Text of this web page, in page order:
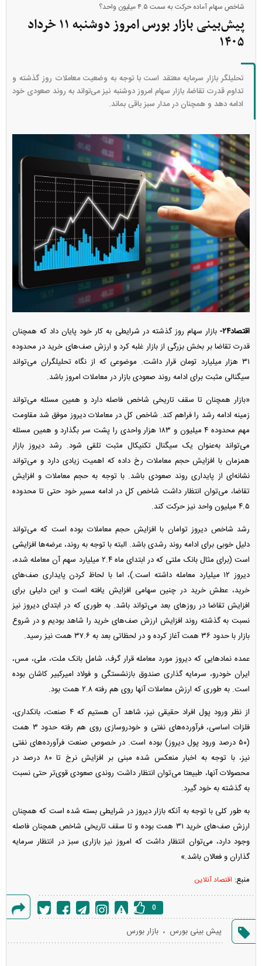
شاخص سهام آماده حرکت به سمت ۴.۵ میلیون واحد؟
پیش‌بینی بازار بورس امروز دوشنبه ۱۱ خرداد
۱۴۰۵
تحلیلگر بازار سرمایه معتقد است با توجه به وضعیت معاملات روز گذشته و
تداوم قدرت تقاضا، بازار سهام امروز دوشنبه نیز می‌تواند به روند صعودی خود
ادامه دهد و همچنان در مدار سبز باقی بماند.
اقتصاد۲۴-
بازار سهام روز گذشته در شرایطی به کار خود پایان داد که همچنان
قدرت تقاضا بر بخش بزرگی از بازار غلبه کرد و ارزش صف‌های خرید در محدوده
۳۱ هزار میلیارد تومان قرار داشت. موضوعی که از نگاه تحلیلگران می‌تواند
سیگنالی مثبت برای ادامه روند صعودی بازار در معاملات امروز باشد.
«بازار همچنان تا سقف تاریخی شاخص فاصله دارد و همین مسئله می‌تواند
زمینه ادامه رشد را فراهم کند. شاخص کل در معاملات دیروز موفق شد مقاومت
مهم محدوده ۴ میلیون و ۱۸۳ هزار واحدی را پشت سر بگذارد و همین مسئله
می‌تواند به‌عنوان یک سیگنال تکنیکال مثبت تلقی شود. رشد دیروز بازار
همزمان با افزایش حجم معاملات رخ داده که اهمیت زیادی دارد و می‌تواند
نشانه‌ای از پایداری روند صعودی باشد. با توجه به حجم معاملات و افزایش
تقاضا، می‌توان انتظار داشت شاخص کل در ادامه مسیر خود حتی تا محدوده
۴.۵ میلیون واحد نیز حرکت کند.
رشد شاخص دیروز توامان با افزایش حجم معاملات بوده است که می‌تواند
دلیل خوبی برای ادامه روند رشدی باشد. البته با توجه به روند، عرضه‌ها افزایشی
است (برای مثال بانک ملتی که در ابتدای ماه ۲.۴ میلیارد سهم آن معامله شده،
دیروز ۱۲ میلیارد معامله داشته است.)، اما با لحاظ کردن پایداری صف‌های
خرید، عطش خرید در چنین سهامی افزایش یافته است و این دلیلی برای
افزایش تقاضا در روز‌های بعد می‌تواند باشد. به طوری که در ابتدای دیروز نیز
نسبت به گذشته روند افزایش ارزش صف‌های خرید را شاهد بودیم و در شروع
بازار با حدود ۳۶ همت آغاز کرده و در لحظاتی بعد به ۳۷.۶ همت نیز رسید.
عمده نماد‌هایی که دیروز مورد معامله قرار گرف، شامل بانک ملت، ملی، مس،
ایران خودرو، سرمایه گذاری صندوق بازنشستگی و فولاد امیرکبیر کاشان بوده
است. به طوری که ارزش معاملات آنها روی هم رفته ۲.۸ همت بود.
از نظر ورود پول افراد حقیقی نیز، شاهد آن هستیم که ۴ صنعت، بانکداری،
فلزات اساسی، فرآورده‌های نفتی و خودروسازی روی هم رفته حدود ۳ همت
(۵۰ درصد ورود پول دیروز) بوده است. در خصوص صنعت فرآورده‌های نفتی
نیز، با توجه به اخبار منعکس شده مبنی بر افزایش نرخ تا ۸۰ درصد در
محصولات آنها، طبیعتا می‌توان انتظار داشت روندی صعودی قوی‌تر حتی نسبت
به گذشته به خود گیرد.
به طور کلی با توجه به آنکه بازار دیروز در شرایطی بسته شده است که همچنان
ارزش صف‌های خرید ۳۱ همت بوده و تا سقف تاریخی شاخص همچنان فاصله
وجود دارد، می‌توان انتظار داشت که امروز نیز بازاری سبز در انتظار سرمایه
گذاران و فعالان باشد.»
منبع: اقتصاد آنلاین
خطا
0
پیش بینی بورس ، بازار بورس